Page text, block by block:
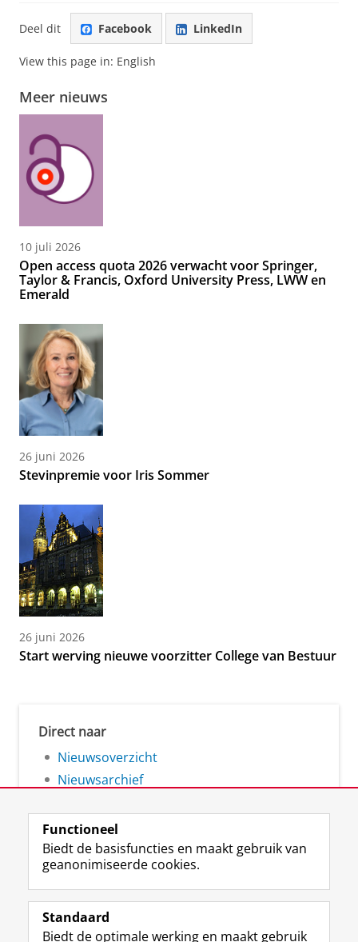
Deel dit Facebook LinkedIn
View this page in: English
Meer nieuws
10 juli 2026
Open access quota 2026 verwacht voor Springer,
Taylor & Francis, Oxford University Press, LWW en
Emerald
26 juni 2026
Stevinpremie voor Iris Sommer
26 juni 2026
Start werving nieuwe voorzitter College van Bestuur
Direct naar
Nieuwsoverzicht
Nieuwsarchief
Volg de RUG
F
a
L
i
R
S
I
n
Y
o
Functioneel
Biedt de basisfuncties en maakt gebruik van
geanonimiseerde cookies.
Standaard
Biedt de optimale werking en maakt gebruik